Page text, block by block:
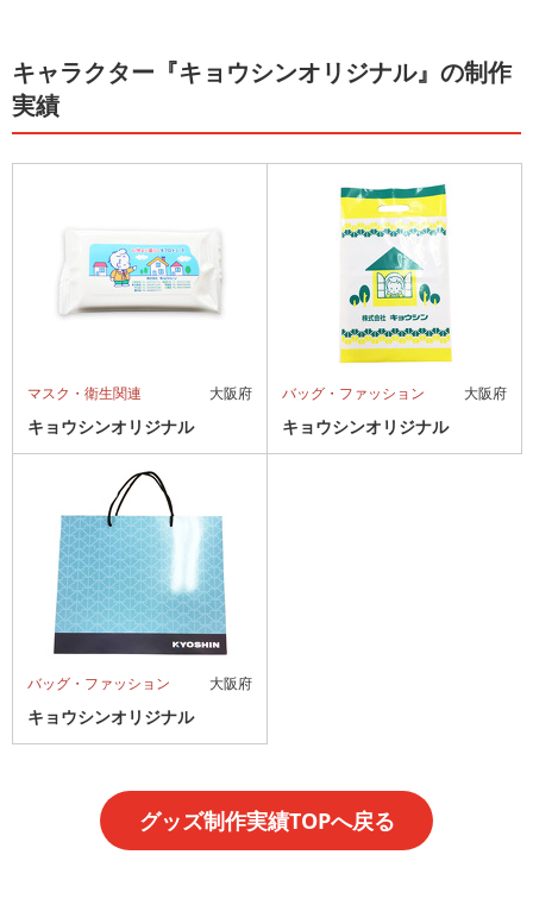
キャラクター『キョウシンオリジナル』の制作
実績
マスク・衛生関連 大阪府
キョウシンオリジナル
バッグ・ファッション 大阪府
キョウシンオリジナル
バッグ・ファッション 大阪府
キョウシンオリジナル
グッズ制作実績TOPへ戻る